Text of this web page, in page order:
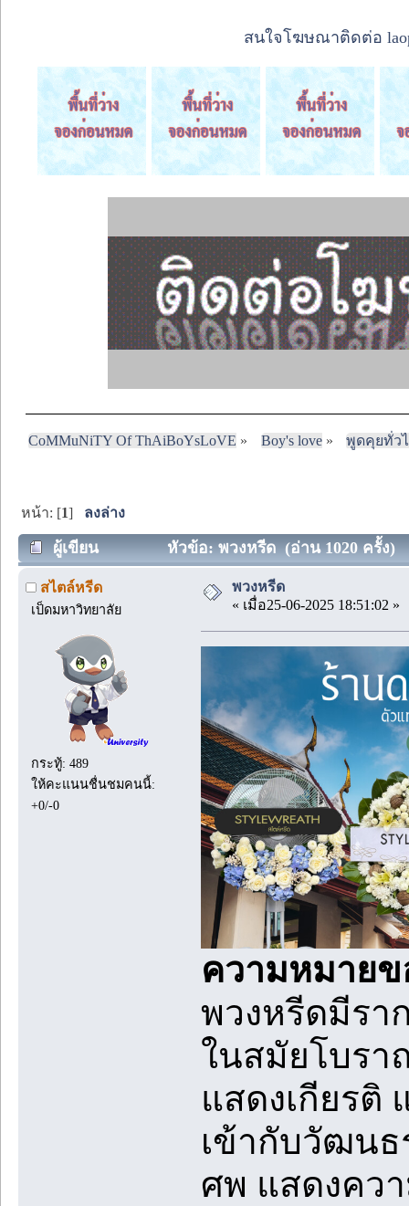
สนใจโฆษณาติดต่อ
CoMMuNiTY Of ThAiBoYsLoVE » Boy's love» พูดคุยทั่ว
หน้า: [1] ลงล่าง
ผู้เขียน หัวข้อ: พวงหรีด (อ่าน 1020 ครั้ง)
สไตล์หรีด
เป็ดมหาวิทยาลัย
กระทู้: 489
ให้คะแนนชื่นชมคนนี้:
+0/-0
พวงหรีด
« เมื่อ25-06-2025 18:51:02 »
ความหมายข
พวงหรีดมีร
ในสมัยโบรา
แสดงเกียรติ
เข้ากับวัฒนธ
ศพ แสดงคว